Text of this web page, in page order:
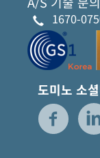
1670-
도미노 소